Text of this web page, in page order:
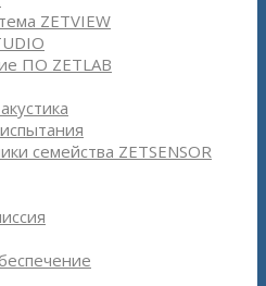
ZETVIEW
ПО ZETLAB
семейства ZETSENSOR